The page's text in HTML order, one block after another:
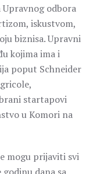
odbora
iskustvom,
biznisa. Upravni
kojima ima i
poput Schneider
startapovi
u Komori na
mogu prijaviti svi